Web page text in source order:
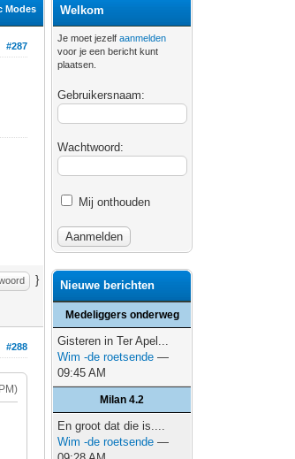
Modes
#287
}
#288
Welkom
Je moet jezelfaanmelden
voor je een bericht kunt
plaatsen.
Gebruikersnaam:
Wachtwoord:
Mij onthouden
Nieuwe berichten
Medeliggers onderweg
Gisteren in Ter Apel...
Wim -de roetsende —
09:45 AM
Milan 4.2
En groot dat die is....
Wim -de roetsende —